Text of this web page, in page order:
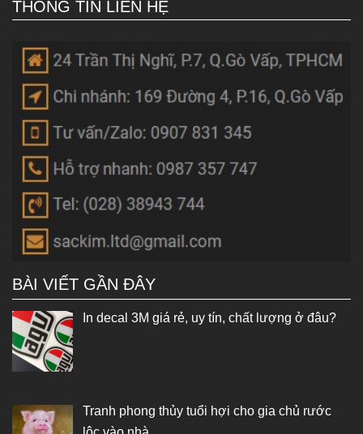
THÔNG TIN LIÊN HỆ
BÀI VIẾT GẦN ĐÂY
In decal 3M giá rẻ, uy tín, chất lượng ở đâu?
Tranh phong thủy tuổi hợi cho gia chủ rước